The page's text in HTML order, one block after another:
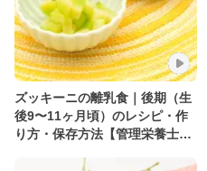
ズッキーニの離乳食｜後期（生
後9〜11ヶ月頃）のレシピ・作
り方・保存方法【管理栄養士監